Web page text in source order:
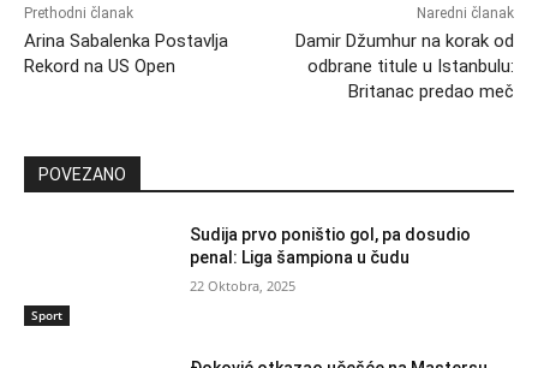
Prethodni članak
Arina Sabalenka Postavlja
Rekord na US Open
Naredni članak
Damir Džumhur na korak od
odbrane titule u Istanbulu:
Britanac predao meč
POVEZANO
Sport
Sudija prvo poništio gol, pa dosudio
penal: Liga šampiona u čudu
22 Oktobra, 2025